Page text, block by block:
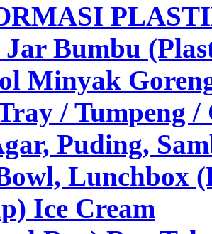
Bumbu
Minyak
/ Tumpeng /
Puding,
Lunchbox
Ice Cream